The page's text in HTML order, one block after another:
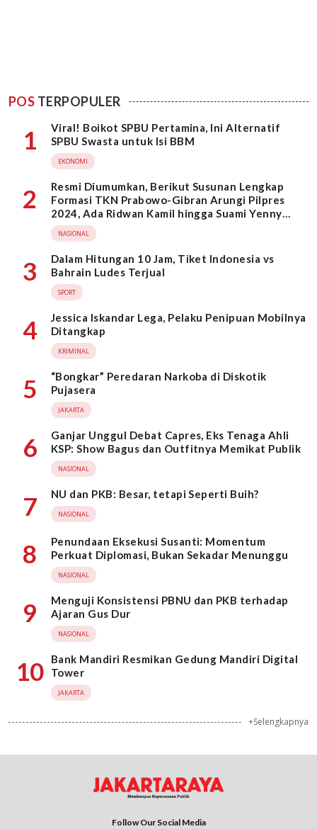
POS TERPOPULER
1
Viral! Boikot SPBU Pertamina, Ini Alternatif
SPBU Swasta untuk Isi BBM
EKONOMI
2
Resmi Diumumkan, Berikut Susunan Lengkap
Formasi TKN Prabowo-Gibran Arungi Pilpres
2024, Ada Ridwan Kamil hingga Suami Yenny
Wahid
NASIONAL
3
Dalam Hitungan 10 Jam, Tiket Indonesia vs
Bahrain Ludes Terjual
SPORT
4
Jessica Iskandar Lega, Pelaku Penipuan Mobilnya
Ditangkap
KRIMINAL
5
“Bongkar” Peredaran Narkoba di Diskotik
Pujasera
JAKARTA
6
Ganjar Unggul Debat Capres, Eks Tenaga Ahli
KSP: Show Bagus dan Outfitnya Memikat Publik
NASIONAL
7 NU dan PKB: Besar, tetapi Seperti Buih?
NASIONAL
8
Penundaan Eksekusi Susanti: Momentum
Perkuat Diplomasi, Bukan Sekadar Menunggu
NASIONAL
9
Menguji Konsistensi PBNU dan PKB terhadap
Ajaran Gus Dur
NASIONAL
10
Bank Mandiri Resmikan Gedung Mandiri Digital
Tower
JAKARTA
+Selengkapnya
Follow Our Social Media